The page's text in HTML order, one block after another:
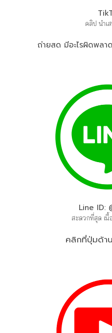
คลิป นำเ
ถ่ายสด มีอะไรผิดพลา
Line ID:
สะดวกที่สุด เ
คลิกที่ปุ่มด้า